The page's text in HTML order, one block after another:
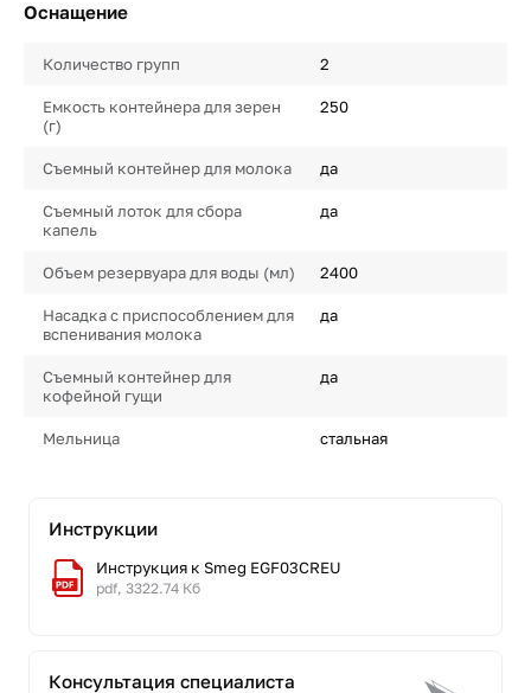
Оснащение
Количество групп 2
Емкость контейнера для зерен
(г)
250
Съемный контейнер для молока да
Съемный лоток для сбора
капель
да
Объем резервуара для воды (мл) 2400
Насадка с приспособлением для
вспенивания молока
да
Съемный контейнер для
кофейной гущи
да
Мельница стальная
Инструкции
Инструкция к Smeg EGF03CREU
pdf, 3322.74 Кб
Консультация специалиста